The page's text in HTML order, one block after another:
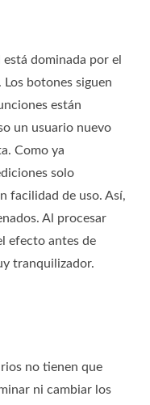
dominada por el
botones siguen
están
un usuario nuevo
Como ya
solo
facilidad de uso. Así,
Al procesar
efecto antes de
tranquilizador.
no tienen que
ni cambiar los